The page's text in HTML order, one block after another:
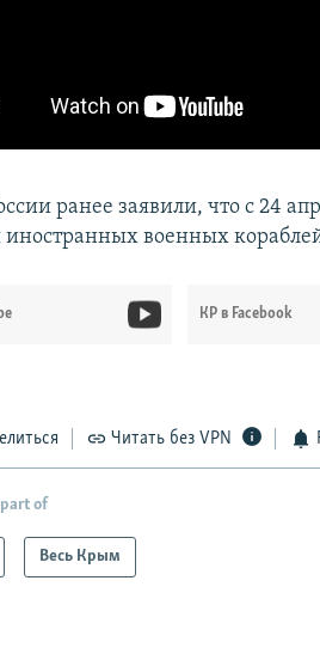
ранее заявили, что с 24
иностранных военных
КР в Facebook
Читать без VPN
of
Весь Крым